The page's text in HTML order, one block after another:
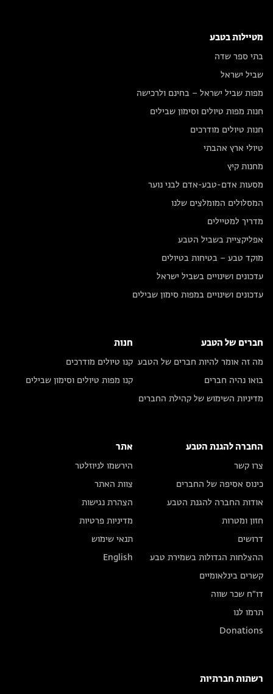
מטיילות בטבע
בתי ספר שדה
שביל ישראל
מפות שביל ישראל – בחינם ולרכישה
חנות מפות טיולים וסימון שבילים
חנות טיולים מודרכים
טיולי ארץ אהבתי
מחנות קיץ
מסעות אדם-טבע-אדם לבני נוער
המסלולים המומלצים שלנו
מדריך למטיילים
אפליקציית בשביל הטבע
מוקד טבע – בטיחות בטיולים
עדכונים ושינויים בשביל ישראל
עדכונים ושינויים במפות סימון שבילים
חברים של הטבע
מה זה אומר להיות חברים של הטבע
בואו נהיה חברים
מדיניות השימוש של קהילת החברים
חנות
קנו טיולים מודרכים
קנו מפות טיולים וסימון שבילים
החברה להגנת הטבע
צרו קשר
כינוס אסיפה של החברים
אודות החברה להגנת הטבע
חזון ומטרות
דרושים
ההצלחות הגדולות בשמירת טבע
קשרים בינלאומיים
דו״ח שכר שווה
תרמו לנו
Donations
אתר
הירשמו לניוזלטר
צוות האתר
הצהרת נגישות
מדיניות פרטיות
תנאי שימוש
English
רשתות חברתיות